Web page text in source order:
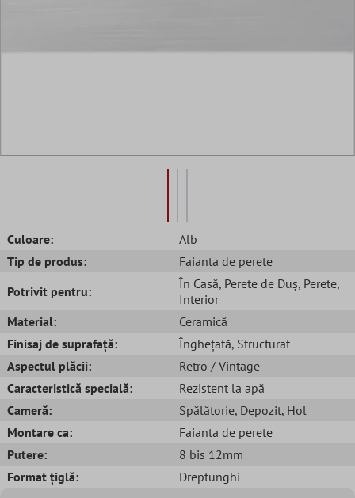
Culoare:
Alb
Tip de produs:
Faianta de perete
Potrivit pentru:
În Casă, Perete de Duș, Perete,
Interior
Material:
Ceramică
Finisaj de suprafață:
Înghețată, Structurat
Aspectul plăcii:
Retro / Vintage
Caracteristică specială:
Rezistent la apă
Cameră:
Spălătorie, Depozit, Hol
Montare ca:
Faianta de perete
Putere:
8 bis 12mm
Format țiglă:
Dreptunghi